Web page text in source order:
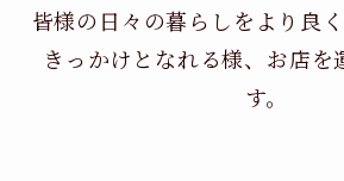
皆様の日々の暮らしをより良
きっかけとなれる様、お店を
す。